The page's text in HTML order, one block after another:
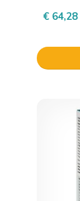
€ 64,28